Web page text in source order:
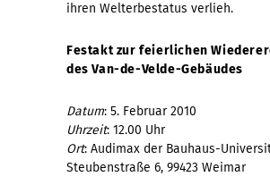
ihren Welterbestatus verlieh.
Festakt zur feierlichen
des Van-de-Velde-Gebäudes
Datum: 5. Februar 2010
Uhrzeit: 12.00 Uhr
Ort: Audimax der Bauhaus-
Steubenstraße 6, 99423 Weimar